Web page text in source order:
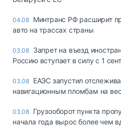
04.08 Минтранс РФ расширит
авто на трассах страны
03.08 Запрет на въезд
Россию вступает в силу с 1
03.08 ЕАЭС запустил
навигационным пломбам на
03.08 Грузооборот пункта
начала года вырос более чем